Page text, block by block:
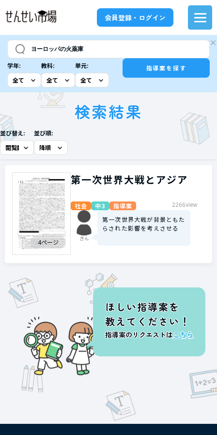
会員登録・ログイン
学年: 教科: 単元: 指導案を探す
検索結果
並び替え: 並び順:
4ページ
第一次世界大戦とアジア
社会 中3 指導案 2266view
きん
第一次世界大戦が背景ともた
らされた影響を考えさせる
ほしい指導案を
教えてください！
指導案のリクエストはこちら